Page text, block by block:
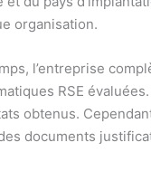
organisation.
l’entreprise
RSE
obtenus.
documents